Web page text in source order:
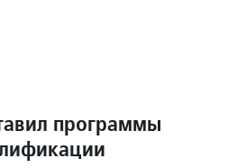
программы